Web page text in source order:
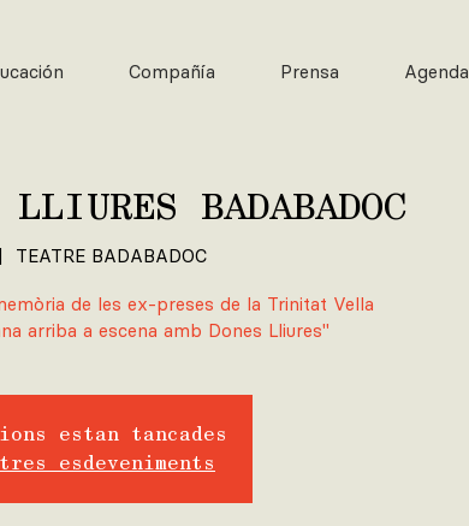
Compañía Prensa Agenda
LLIURES BADABADOC
TEATRE BADABADOC
de les ex-preses de la Trinitat Vella
arriba a escena amb Dones Lliures"
estan tancades
esdeveniments